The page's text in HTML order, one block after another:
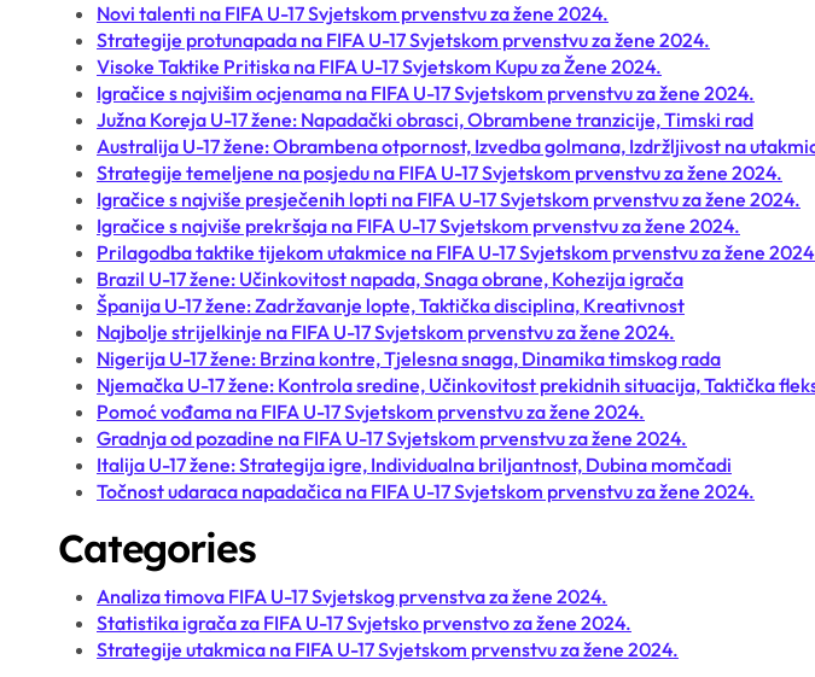
Novi talenti na FIFA U-17 Svjetskom prvenstvu za žene 2024.
Strategije protunapada na FIFA U-17 Svjetskom prvenstvu za žene 2024.
Visoke Taktike Pritiska na FIFA U-17 Svjetskom Kupu za Žene 2024.
Igračice s najvišim ocjenama na FIFA U-17 Svjetskom prvenstvu za žene 2024.
Južna Koreja U-17 žene: Napadački obrasci, Obrambene tranzicije, Timski rad
Australija U-17 žene: Obrambena otpornost, Izvedba golmana, Izdržljivost na
Strategije temeljene na posjedu na FIFA U-17 Svjetskom prvenstvu za žene 2024.
Igračice s najviše presječenih lopti na FIFA U-17 Svjetskom prvenstvu za žene 2024.
Igračice s najviše prekršaja na FIFA U-17 Svjetskom prvenstvu za žene 2024.
Prilagodba taktike tijekom utakmice na FIFA U-17 Svjetskom prvenstvu za žene
Brazil U-17 žene: Učinkovitost napada, Snaga obrane, Kohezija igrača
Španija U-17 žene: Zadržavanje lopte, Taktička disciplina, Kreativnost
Najbolje strijelkinje na FIFA U-17 Svjetskom prvenstvu za žene 2024.
Nigerija U-17 žene: Brzina kontre, Tjelesna snaga, Dinamika timskog rada
Njemačka U-17 žene: Kontrola sredine, Učinkovitost prekidnih situacija, Taktička
Pomoć vođama na FIFA U-17 Svjetskom prvenstvu za žene 2024.
Gradnja od pozadine na FIFA U-17 Svjetskom prvenstvu za žene 2024.
Italija U-17 žene: Strategija igre, Individualna briljantnost, Dubina momčadi
Točnost udaraca napadačica na FIFA U-17 Svjetskom prvenstvu za žene 2024.
Categories
Analiza timova FIFA U-17 Svjetskog prvenstva za žene 2024.
Statistika igrača za FIFA U-17 Svjetsko prvenstvo za žene 2024.
Strategije utakmica na FIFA U-17 Svjetskom prvenstvu za žene 2024.